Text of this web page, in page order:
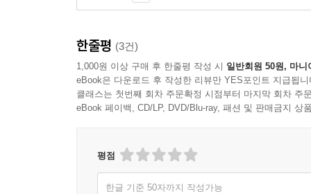
한줄평 (3건)
1,000원 이상 구매 후 한줄평 작성 시 일반회원 50원, 마니
eBook은 다운로드 후 작성한 리뷰만 YES포인트 지급됩니
클래스는 첫번째 회차 주문확정 시점부터 마지막 회차 주
eBook 페이백, CD/LP, DVD/Blu-ray, 패션 및 판매금지 상
평점
한글 기준 50자까지 작성가능